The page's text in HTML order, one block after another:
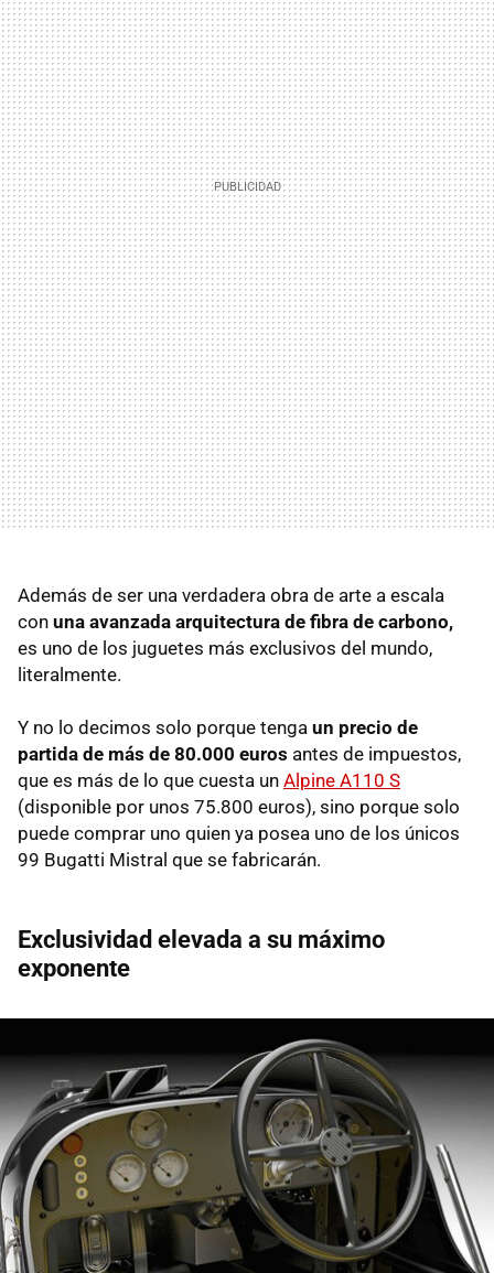
Además de ser una verdadera obra de arte a escala
con una avanzada arquitectura de fibra de carbono,
es uno de los juguetes más exclusivos del mundo,
literalmente.
Y no lo decimos solo porque tenga un precio de
partida de más de 80.000 euros antes de impuestos,
que es más de lo que cuesta un Alpine A110 S
(disponible por unos 75.800 euros), sino porque solo
puede comprar uno quien ya posea uno de los únicos
99 Bugatti Mistral que se fabricarán.
Exclusividad elevada a su máximo
exponente